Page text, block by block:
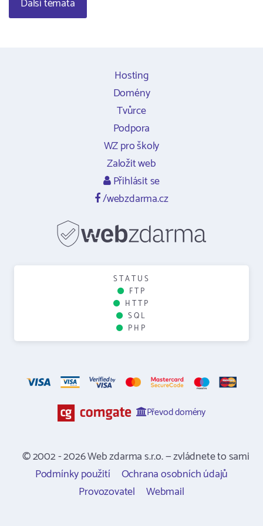
Další témata
Hosting
Domény
Tvůrce
Podpora
WZ pro školy
Založit web
Přihlásit se
/webzdarma.cz
STATUS
FTP
HTTP
SQL
PHP
Převod domény
© 2002 - 2026 Web zdarma s.r.o. — zvládnete to sami
Podmínky použití
Ochrana osobních údajů
Provozovatel
Webmail